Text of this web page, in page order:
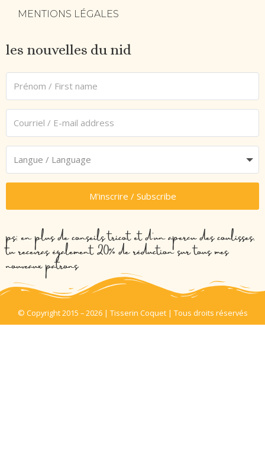
MENTIONS LÉGALES
les nouvelles du nid
M'inscrire / Subscribe
ps: en plus de conseils tricot et d’un aperçu des coulisses,
tu recevras également 20% de réduction sur tous mes
nouveaux patrons
© Copyright 2015 – 2026 | Tisserin Coquet | Tous droits réservés